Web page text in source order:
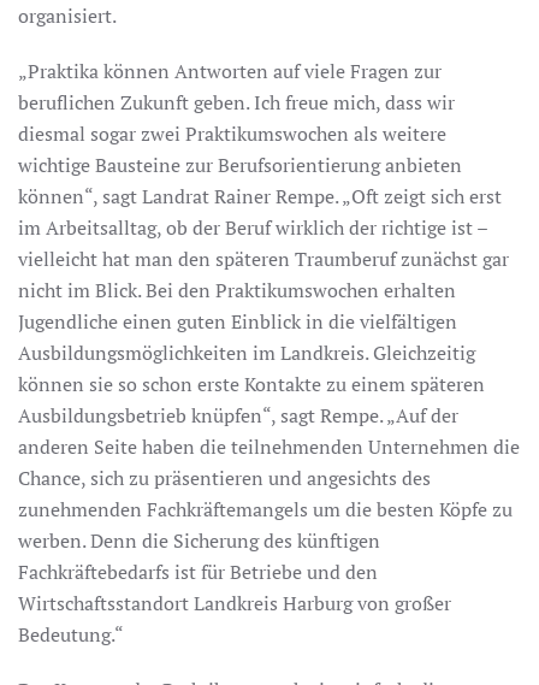
organisiert.
„Praktika können Antworten auf viele Fragen zur
beruflichen Zukunft geben. Ich freue mich, dass wir
diesmal sogar zwei Praktikumswochen als weitere
wichtige Bausteine zur Berufsorientierung anbieten
können“, sagt Landrat Rainer Rempe. „Oft zeigt sich erst
im Arbeitsalltag, ob der Beruf wirklich der richtige ist –
vielleicht hat man den späteren Traumberuf zunächst gar
nicht im Blick. Bei den Praktikumswochen erhalten
Jugendliche einen guten Einblick in die vielfältigen
Ausbildungsmöglichkeiten im Landkreis. Gleichzeitig
können sie so schon erste Kontakte zu einem späteren
Ausbildungsbetrieb knüpfen“, sagt Rempe. „Auf der
anderen Seite haben die teilnehmenden Unternehmen die
Chance, sich zu präsentieren und angesichts des
zunehmenden Fachkräftemangels um die besten Köpfe zu
werben. Denn die Sicherung des künftigen
Fachkräftebedarfs ist für Betriebe und den
Wirtschaftsstandort Landkreis Harburg von großer
Bedeutung.“